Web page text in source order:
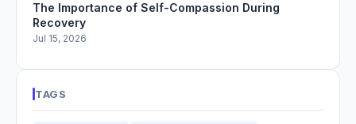
The Importance of Self-Compassion During
Recovery
Jul 15, 2026
TAGS